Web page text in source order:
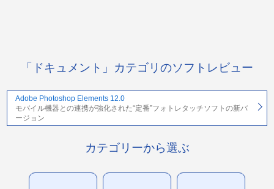
「ドキュメント」カテゴリのソフトレビュー
Adobe Photoshop Elements 12.0
モバイル機器との連携が強化された“定番”フォトレタッチソフトの新バ
ージョン
カテゴリーから選ぶ